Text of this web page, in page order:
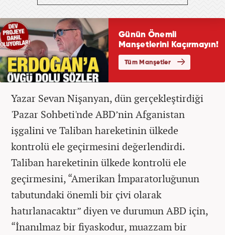
Yazar Sevan Nişanyan, dün gerçekleştirdiği
'Pazar Sohbeti'nde ABD’nin Afganistan
işgalini ve Taliban hareketinin ülkede
kontrolü ele geçirmesini değerlendirdi.
Taliban hareketinin ülkede kontrolü ele
geçirmesini, “Amerikan İmparatorluğunun
tabutundaki önemli bir çivi olarak
hatırlanacaktır” diyen ve durumun ABD için,
“İnanılmaz bir fiyaskodur, muazzam bir